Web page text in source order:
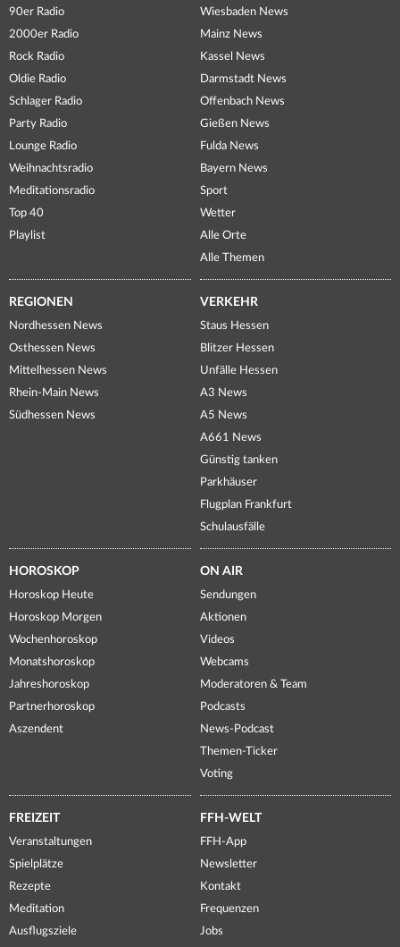
90er Radio
2000er Radio
Rock Radio
Oldie Radio
Schlager Radio
Party Radio
Lounge Radio
Weihnachtsradio
Meditationsradio
Top 40
Playlist
Wiesbaden News
Mainz News
Kassel News
Darmstadt News
Offenbach News
Gießen News
Fulda News
Bayern News
Sport
Wetter
Alle Orte
Alle Themen
REGIONEN
Nordhessen News
Osthessen News
Mittelhessen News
Rhein-Main News
Südhessen News
VERKEHR
Staus Hessen
Blitzer Hessen
Unfälle Hessen
A3 News
A5 News
A661 News
Günstig tanken
Parkhäuser
Flugplan Frankfurt
Schulausfälle
HOROSKOP
Horoskop Heute
Horoskop Morgen
Wochenhoroskop
Monatshoroskop
Jahreshoroskop
Partnerhoroskop
Aszendent
ON AIR
Sendungen
Aktionen
Videos
Webcams
Moderatoren & Team
Podcasts
News-Podcast
Themen-Ticker
Voting
FREIZEIT
Veranstaltungen
Spielplätze
Rezepte
Meditation
Ausflugsziele
FFH-WELT
FFH-App
Newsletter
Kontakt
Frequenzen
Jobs